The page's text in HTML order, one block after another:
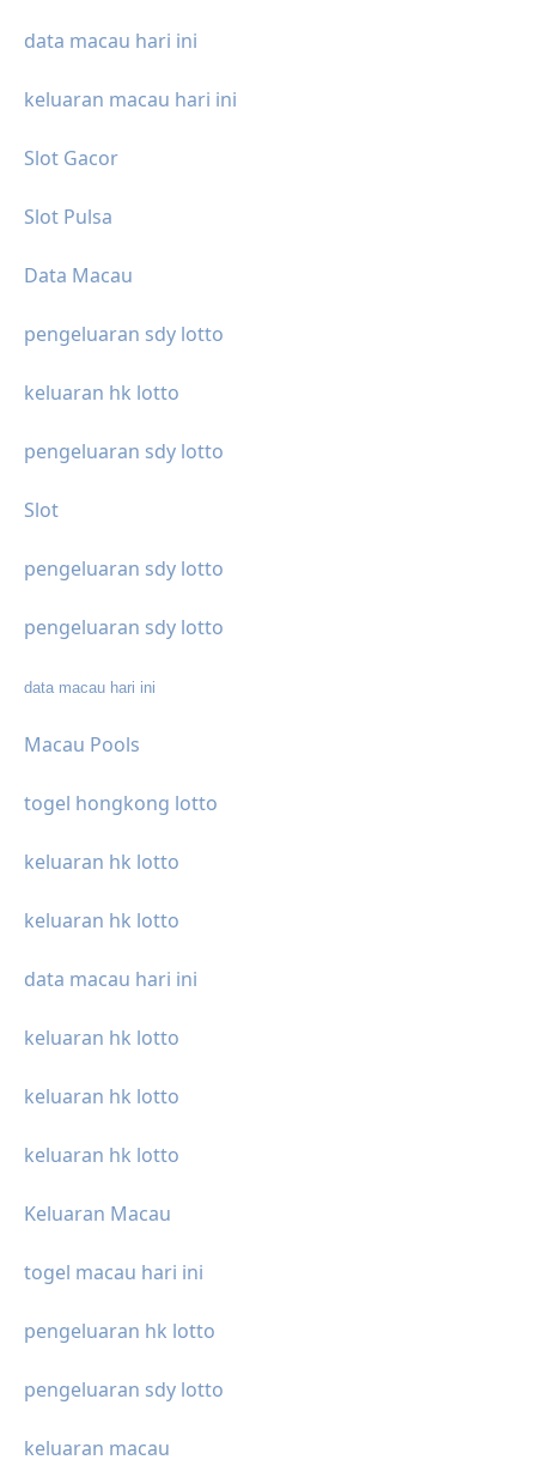
data macau hari ini
keluaran macau hari ini
Slot Gacor
Slot Pulsa
Data Macau
pengeluaran sdy lotto
keluaran hk lotto
pengeluaran sdy lotto
Slot
pengeluaran sdy lotto
pengeluaran sdy lotto
data macau hari ini
Macau Pools
togel hongkong lotto
keluaran hk lotto
keluaran hk lotto
data macau hari ini
keluaran hk lotto
keluaran hk lotto
keluaran hk lotto
Keluaran Macau
togel macau hari ini
pengeluaran hk lotto
pengeluaran sdy lotto
keluaran macau